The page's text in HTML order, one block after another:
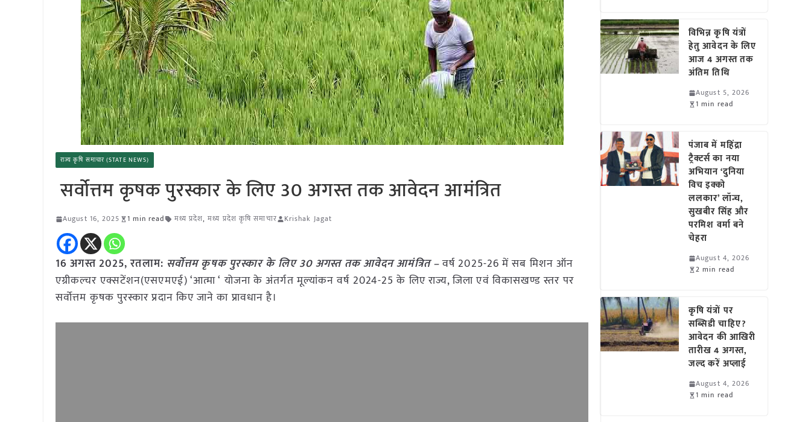
राज्य कृषि समाचार (STATE NEWS)
सर्वोत्तम कृषक पुरस्कार के लिए 30 अगस्त तक आवेदन आमंत्रित
August 16, 2025 1 min read मध्य प्रदेश,मध्य प्रदेश कृषि समाचार Krishak Jagat
16 अगस्त 2025,रतलाम: सर्वोत्तम कृषक पुरस्कार के लिए 30 अगस्त तक आवेदन आमंत्रित –वर्ष 2025-26 में सब मिशन ऑन
एग्रीकल्चर एक्सटेंशन(एसएमएई) ‘आत्मा ‘ योजना के अंतर्गत मूल्यांकन वर्ष 2024-25 के लिए राज्य, जिला एवं विकासखण्ड स्तर पर
सर्वोत्तम कृषक पुरस्कार प्रदान किए जाने का प्रावधान है।
विभिन्न कृषि यंत्रों
हेतु आवेदन के लिए
आज 4 अगस्त तक
अंतिम तिथि
August 5, 2026
1 min read
पंजाब में महिंद्रा
ट्रैक्टर्स का नया
अभियान ‘दुनिया
विच इक्को
ललकार’ लॉन्च,
सुखबीर सिंह और
परमिश वर्मा बने
चेहरा
August 4, 2026
2 min read
कृषि यंत्रों पर
सब्सिडी चाहिए?
आवेदन की आखिरी
तारीख 4 अगस्त,
जल्द करें अप्लाई
August 4, 2026
1 min read